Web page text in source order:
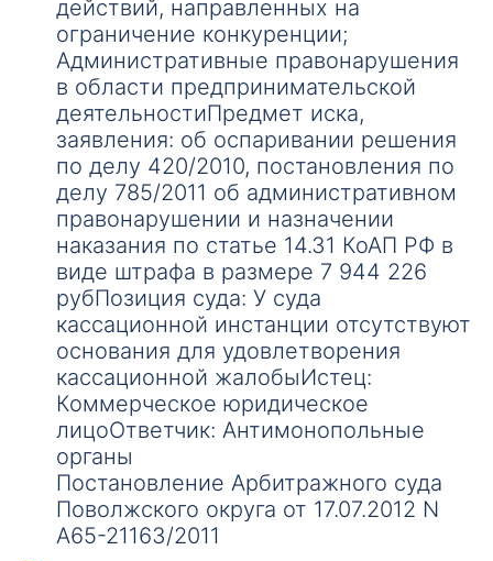
действий, направленных на
ограничение конкуренции;
Административные правонарушения
в области предпринимательской
деятельностиПредмет иска,
заявления: об оспаривании решения
по делу 420/2010, постановления по
делу 785/2011 об административном
правонарушении и назначении
наказания по статье 14.31 КоАП РФ в
виде штрафа в размере 7 944 226
рубПозиция суда: У суда
кассационной инстанции отсутствуют
основания для удовлетворения
кассационной жалобыИстец:
Коммерческое юридическое
лицоОтветчик: Антимонопольные
органы
Постановление Арбитражного суда
Поволжского округа от 17.07.2012 N
А65-21163/2011